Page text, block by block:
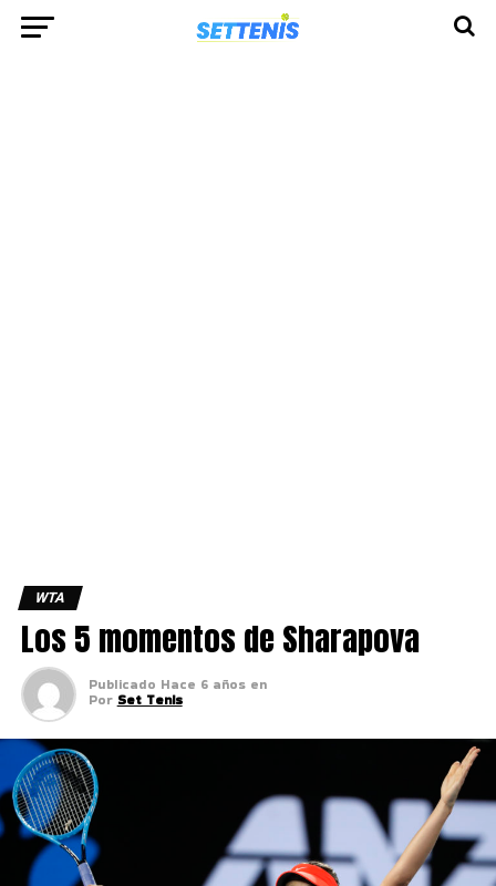
WTA
Los 5 momentos de Sharapova
Publicado Hace 6 años en
Por Set Tenis